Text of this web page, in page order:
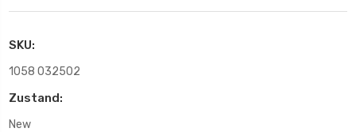
SKU:
1058 032502
Zustand:
New